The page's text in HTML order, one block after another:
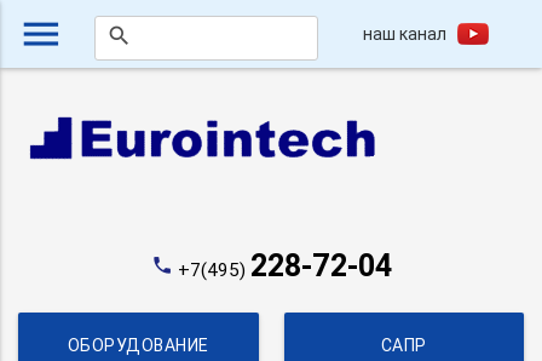
menu search наш канал
phone +7(495) 228-72-04
ОБОРУДОВАНИЕ САПР